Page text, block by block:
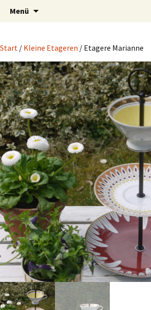
Porzellangeschichten
Menü
Start / Kleine Etageren / Etagere Marianne